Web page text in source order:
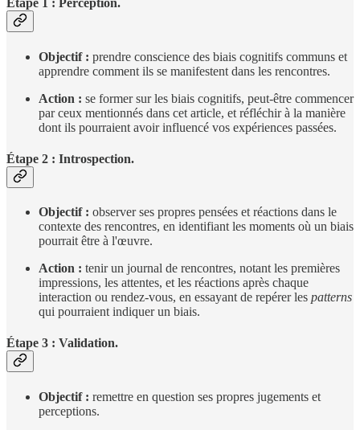
Étape 1 : Perception.
Objectif : prendre conscience des biais cognitifs communs et
apprendre comment ils se manifestent dans les rencontres.
Action : se former sur les biais cognitifs, peut-être commencer
par ceux mentionnés dans cet article, et réfléchir à la manière
dont ils pourraient avoir influencé vos expériences passées.
Étape 2 : Introspection.
Objectif : observer ses propres pensées et réactions dans le
contexte des rencontres, en identifiant les moments où un biais
pourrait être à l'œuvre.
Action : tenir un journal de rencontres, notant les premières
impressions, les attentes, et les réactions après chaque
interaction ou rendez-vous, en essayant de repérer les patterns
qui pourraient indiquer un biais.
Étape 3 : Validation.
Objectif : remettre en question ses propres jugements et
perceptions.